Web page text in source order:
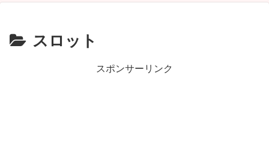
スロット
スポンサーリンク